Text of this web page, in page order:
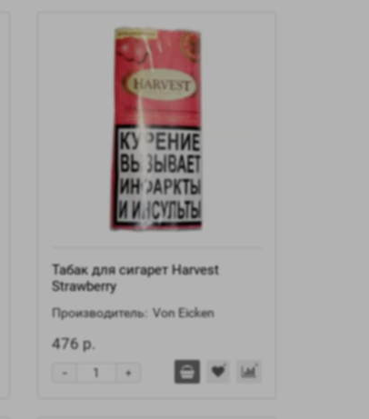
Табак для сигарет Harvest
Strawberry
Производитель: Von Eicken
476 р.
+
-